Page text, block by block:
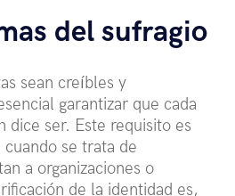
del sufragio
sean creíbles y
garantizar que cada
dice ser. Este requisito es
se trata de
a organizaciones o
de la identidad es,